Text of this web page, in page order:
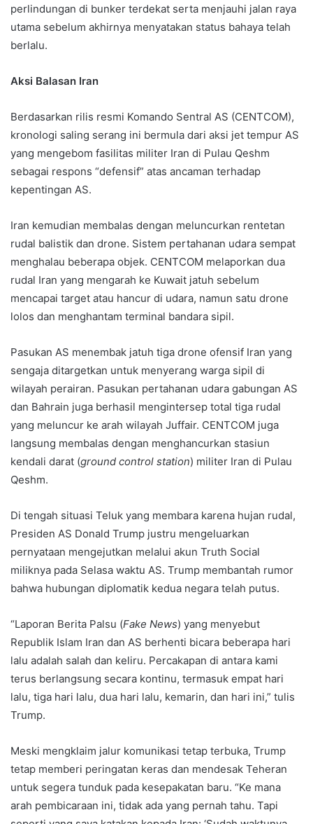
perlindungan di bunker terdekat serta menjauhi jalan raya
utama sebelum akhirnya menyatakan status bahaya telah
berlalu.
Aksi Balasan Iran
Berdasarkan rilis resmi Komando Sentral AS (CENTCOM),
kronologi saling serang ini bermula dari aksi jet tempur AS
yang mengebom fasilitas militer Iran di Pulau Qeshm
sebagai respons “defensif” atas ancaman terhadap
kepentingan AS.
Iran kemudian membalas dengan meluncurkan rentetan
rudal balistik dan drone. Sistem pertahanan udara sempat
menghalau beberapa objek. CENTCOM melaporkan dua
rudal Iran yang mengarah ke Kuwait jatuh sebelum
mencapai target atau hancur di udara, namun satu drone
lolos dan menghantam terminal bandara sipil.
Pasukan AS menembak jatuh tiga drone ofensif Iran yang
sengaja ditargetkan untuk menyerang warga sipil di
wilayah perairan. Pasukan pertahanan udara gabungan AS
dan Bahrain juga berhasil mengintersep total tiga rudal
yang meluncur ke arah wilayah Juffair. CENTCOM juga
langsung membalas dengan menghancurkan stasiun
kendali darat (ground control station) militer Iran di Pulau
Qeshm.
Di tengah situasi Teluk yang membara karena hujan rudal,
Presiden AS Donald Trump justru mengeluarkan
pernyataan mengejutkan melalui akun Truth Social
miliknya pada Selasa waktu AS. Trump membantah rumor
bahwa hubungan diplomatik kedua negara telah putus.
“Laporan Berita Palsu (Fake News) yang menyebut
Republik Islam Iran dan AS berhenti bicara beberapa hari
lalu adalah salah dan keliru. Percakapan di antara kami
terus berlangsung secara kontinu, termasuk empat hari
lalu, tiga hari lalu, dua hari lalu, kemarin, dan hari ini,” tulis
Trump.
Meski mengklaim jalur komunikasi tetap terbuka, Trump
tetap memberi peringatan keras dan mendesak Teheran
untuk segera tunduk pada kesepakatan baru. “Ke mana
arah pembicaraan ini, tidak ada yang pernah tahu. Tapi